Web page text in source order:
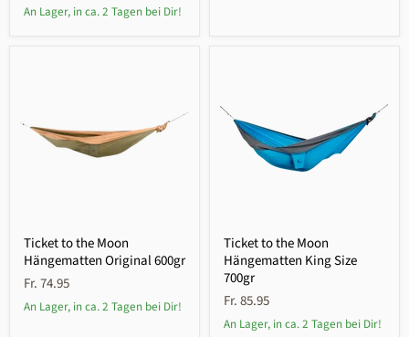
An Lager, in ca. 2 Tagen bei Dir!
Ticket to the Moon
Hängematten Original 600gr
Fr. 74.95
An Lager, in ca. 2 Tagen bei Dir!
Ticket to the Moon
Hängematten King Size
700gr
Fr. 85.95
An Lager, in ca. 2 Tagen bei Dir!